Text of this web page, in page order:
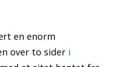
en enorm
over to sider i